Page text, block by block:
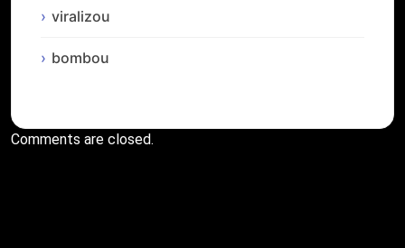
viralizou
bombou
Comments are closed.